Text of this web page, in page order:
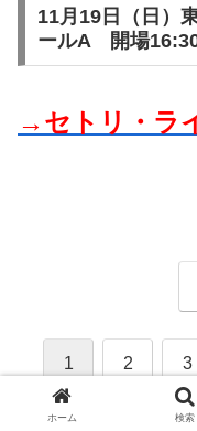
11月19日（日）
ールA 開場
→セトリ・ラ
1 2 3
8 10
ホーム 検索